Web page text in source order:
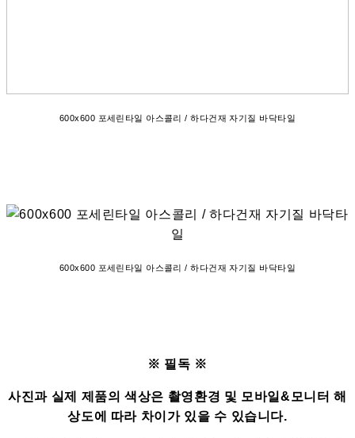
600x600 포세린타일 아스콜리 / 하다건재 자기질 바닥타일
600x600 포세린타일 아스콜리 / 하다건재 자기질 바닥타일
※ 필독 ※
사진과 실제 제품의 색상은 촬영환경 및 모바일&모니터 해
상도에 따라 차이가 있을 수 있습니다.